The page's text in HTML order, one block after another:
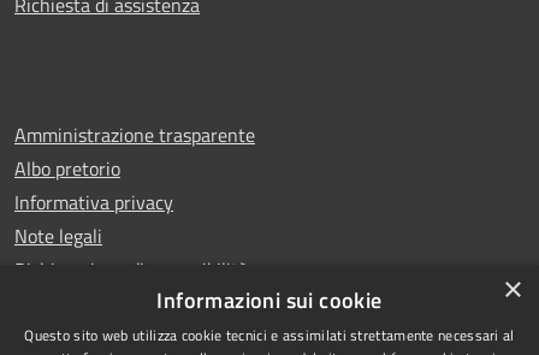
Amministrazione trasparente
Albo pretorio
Informativa privacy
Note legali
Dichiarazione di accessibilità
×
Informazioni sui cookie
Questo sito web utilizza cookie tecnici e assimilati strettamente necessari al